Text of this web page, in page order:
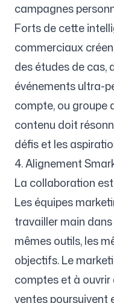
campagnes
Forts de cette
commerciaux
des études de cas,
événements ultra-
compte, ou groupe
contenu doit
défis et les
4. Alignement
La collaboration
Les équipes
travailler main
mêmes outils, les
objectifs. Le
comptes et à
ventes poursuivent